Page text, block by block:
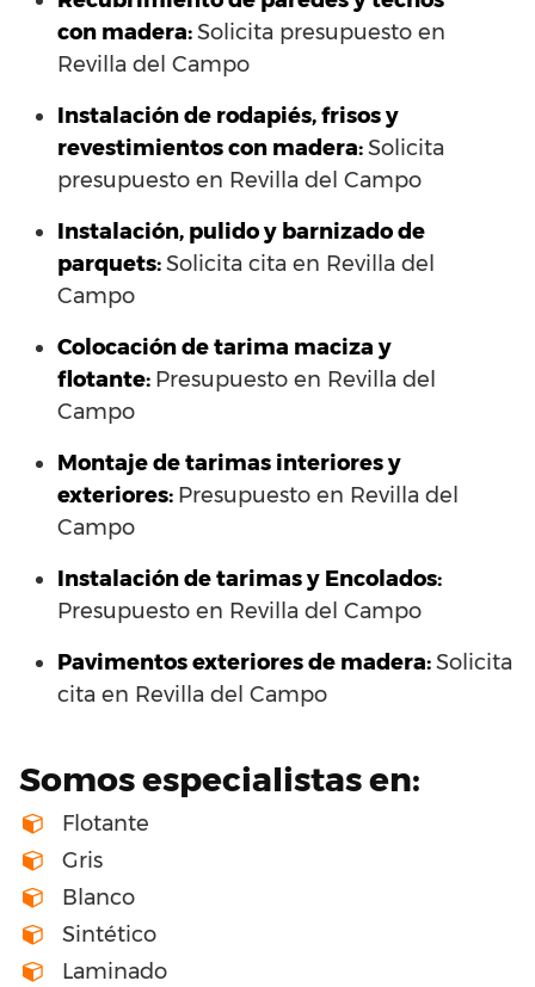
con madera:Solicita presupuesto en
Revilla del Campo
Instalación de rodapiés, frisos y
revestimientos con madera:Solicita
presupuesto en Revilla del Campo
Instalación, pulido y barnizado de
parquets:Solicita cita en Revilla del
Campo
Colocación de tarima maciza y
flotante: Presupuesto en Revilla del
Campo
Montaje de tarimas interiores y
exteriores: Presupuesto en Revilla del
Campo
Instalación de tarimas y Encolados:
Presupuesto en Revilla del Campo
Pavimentos exteriores de madera:Solicita
cita en Revilla del Campo
Somos especialistas en:
Flotante
Gris
Blanco
Sintético
Laminado